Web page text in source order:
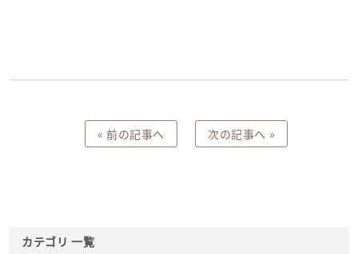
« 前の記事へ 次の記事へ »
カテゴリ 一覧